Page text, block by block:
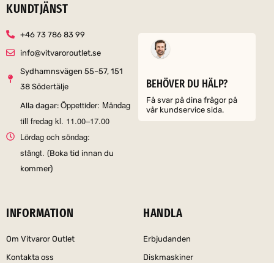
KUNDTJÄNST
+46 73 786 83 99
info@vitvaroroutlet.se
Sydhamnsvägen 55–57, 151
38 Södertälje
Alla dagar: Öppettider: Måndag
till fredag kl. 11.00–17.00
Lördag och söndag:
stängt. (Boka tid innan du
kommer)
BEHÖVER DU HÄLP?
Få svar på dina frågor på
vår kundservice sida.
INFORMATION
Om Vitvaror Outlet
Kontakta oss
HANDLA
Erbjudanden
Diskmaskiner